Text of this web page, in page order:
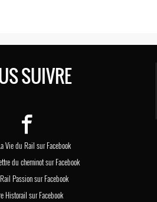
SUIVRE
Vie du Rail sur Facebook
du cheminot sur Facebook
Passion sur Facebook
Historail sur Facebook